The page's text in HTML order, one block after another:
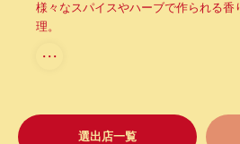
様々なスパイスやハーブで作られる香
理。
・・・
選出店一覧